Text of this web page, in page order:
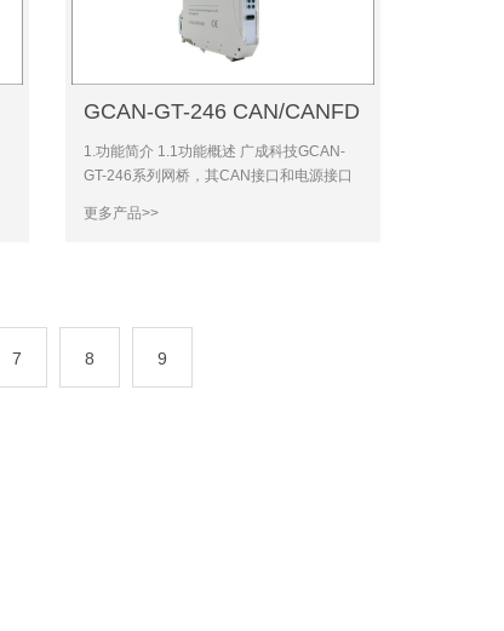
GCAN-GT-246 CAN/CANFD
网桥
1.功能简介 1.1功能概述 广成科技GCAN-
GT-246系列网桥，其CAN接口和电源接口
过流、过压对设备造成的损坏，从而增强系
更多产品>>
7 8 9